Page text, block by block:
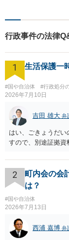
行政事件の法律
1 生活保護一
#国や自治体 #行政処分
2026年7月10日
吉田 雄大 弁
はい、ごきょうだ
すので、別途証拠資
2
町内会の会
は？
#国や自治体
2026年7月13日
西浦 嘉博 弁